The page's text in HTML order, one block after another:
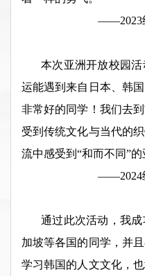
——2023
本次亚洲开放校园
运能遇到来自日本、韩
非常好的同学！我们去
受到传统文化与当代的
流中感受到“和而不同”的
——2024
通过此次活动，我
加坡等各国的同学，并
学习韩国的人文文化，